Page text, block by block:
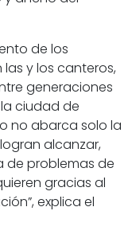
de los
y los canteros,
generaciones
ciudad de
no abarca solo la
alcanzar,
de problemas de
gracias al
explica el